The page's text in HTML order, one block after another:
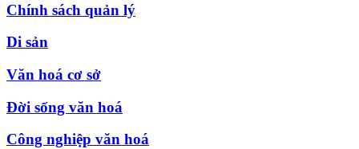
Chính sách quản lý
Di sản
Văn hoá cơ sở
Đời sống văn hoá
Công nghiệp văn hoá